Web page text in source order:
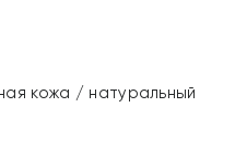
кожа / натуральный